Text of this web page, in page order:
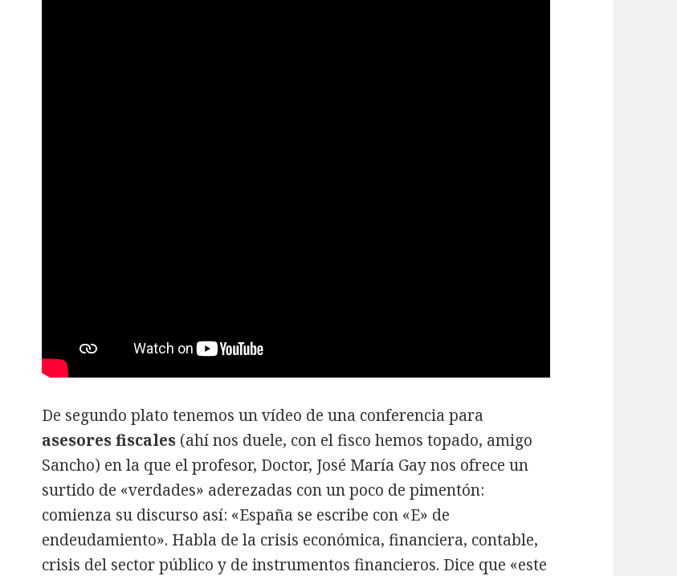
De segundo plato tenemos un vídeo de una conferencia para
asesores fiscales (ahí nos duele, con el fisco hemos topado, amigo
Sancho) en la que el profesor, Doctor, José María Gay nos ofrece un
surtido de «verdades» aderezadas con un poco de pimentón:
comienza su discurso así: «España se escribe con «E» de
endeudamiento». Habla de la crisis económica, financiera, contable,
crisis del sector público y de instrumentos financieros. Dice que «este